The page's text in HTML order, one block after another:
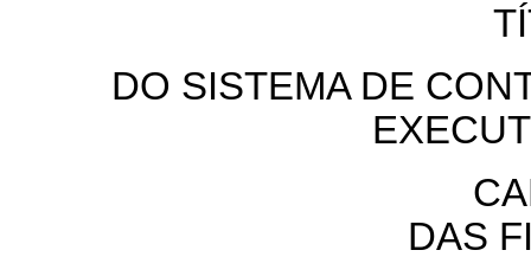
DO SISTEMA DE
DAS